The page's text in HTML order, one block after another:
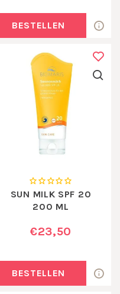
BESTELLEN
SUN MILK SPF 20
200 ML
€23,50
BESTELLEN